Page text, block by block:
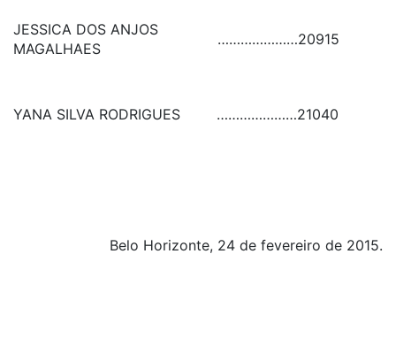
JESSICA DOS ANJOS
MAGALHAES
…………………20915
YANA SILVA RODRIGUES …………………21040
Belo Horizonte, 24 de fevereiro de 2015.